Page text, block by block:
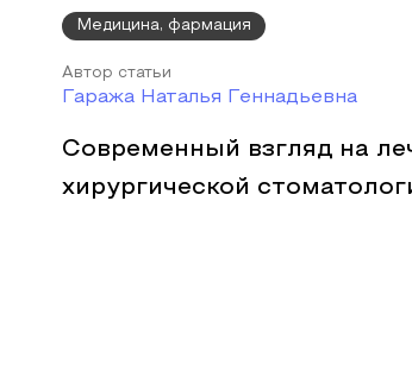
Медицина, фармация
Автор статьи
Гаража Наталья Геннадьевна
Современный взгляд на
хирургической